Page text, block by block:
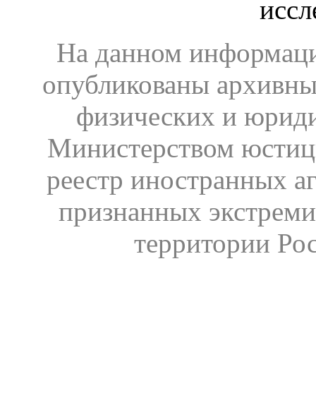
На данном
опубликованы
физических и
Министерством
реестр иностранных
признанных
территории